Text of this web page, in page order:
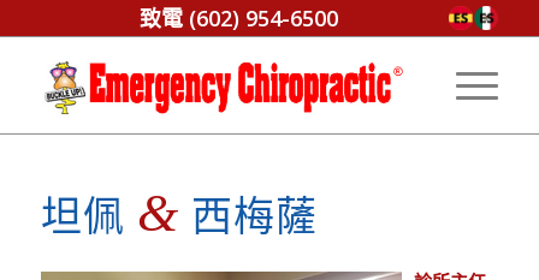
致電 (602) 954-6500
坦佩 & 西梅薩